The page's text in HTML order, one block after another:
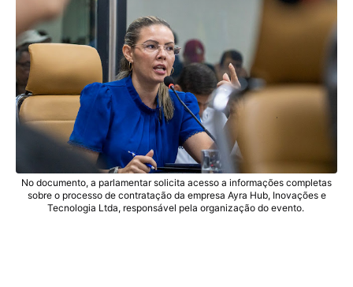
No documento, a parlamentar solicita acesso a informações completas
sobre o processo de contratação da empresa Ayra Hub, Inovações e
Tecnologia Ltda, responsável pela organização do evento.